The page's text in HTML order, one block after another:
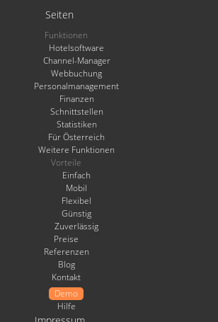
Seiten
Funktionen
Hotelsoftware
Channel-Manager
Webbuchung
Personalmanagement
Finanzen
Schnittstellen
Statistiken
Für Österreich
Weitere Funktionen
Vorteile
Einfach
Mobil
Flexibel
Günstig
Zuverlässig
Preise
Referenzen
Blog
Kontakt
Demo
Hilfe